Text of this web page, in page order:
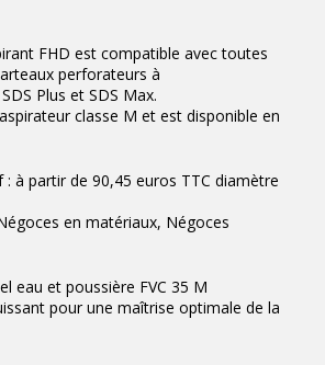
FHD est compatible avec toutes
perforateurs à
Plus et SDS Max.
classe M et est disponible en
: à partir de 90,45 euros TTC diamètre
en matériaux, Négoces
eau et poussière FVC 35 M
pour une maîtrise optimale de la